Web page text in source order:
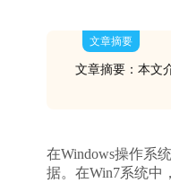
文章摘要
文章摘要：本文
在Windows操作系统
据。在Win7系统中